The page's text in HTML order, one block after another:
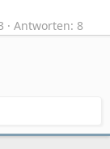
Antworten: 8